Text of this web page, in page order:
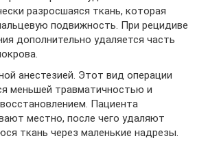
разросшаяся ткань, которая
подвижность. При рецидиве
дополнительно удаляется часть
анестезией. Этот вид операции
меньшей травматичностью и
Пациента
местно, после чего удаляют
ткань через маленькие надрезы.